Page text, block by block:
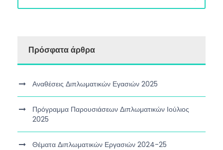
Πρόσφατα άρθρα
Αναθέσεις Διπλωματικών Εγασιών 2025
Πρόγραμμα Παρουσιάσεων Διπλωματικών Ιούλιος
2025
Θέματα Διπλωματικών Εργασιών 2024-25